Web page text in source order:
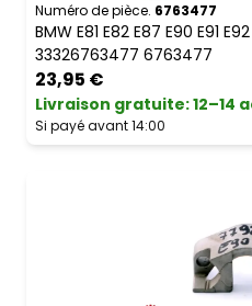
Numéro de pièce. 6763477
BMW E81 E82 E87 E90 E91
33326763477 6763477
23,95 €
Livraison gratuite:12–14
Si payé avant 14:00